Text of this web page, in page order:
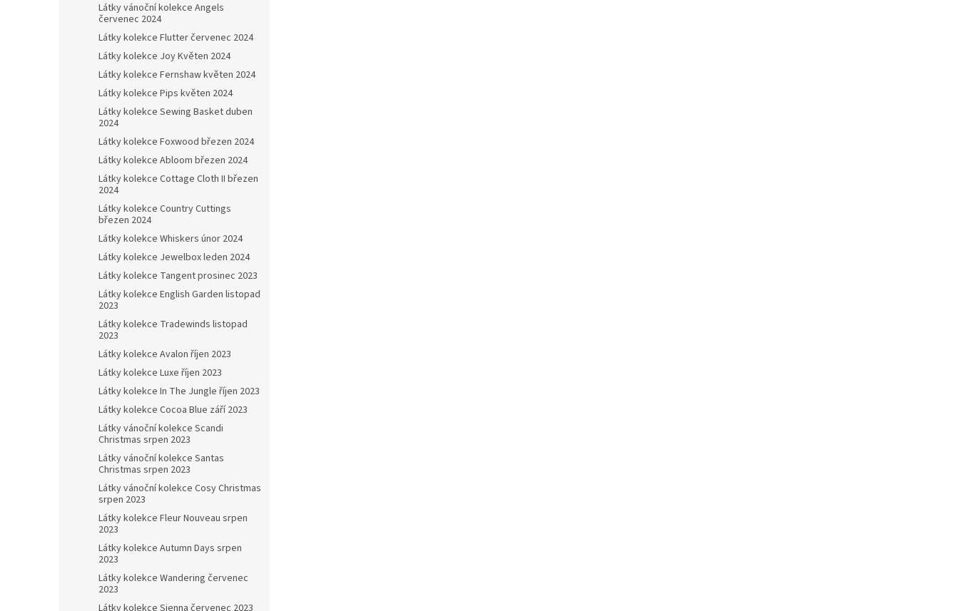
Látky vánoční kolekce Angels
červenec 2024
Látky kolekce Flutter červenec 2024
Látky kolekce Joy Květen 2024
Látky kolekce Fernshaw květen 2024
Látky kolekce Pips květen 2024
Látky kolekce Sewing Basket duben
2024
Látky kolekce Foxwood březen 2024
Látky kolekce Abloom březen 2024
Látky kolekce Cottage Cloth II březen
2024
Látky kolekce Country Cuttings
březen 2024
Látky kolekce Whiskers únor 2024
Látky kolekce Jewelbox leden 2024
Látky kolekce Tangent prosinec 2023
Látky kolekce English Garden listopad
2023
Látky kolekce Tradewinds listopad
2023
Látky kolekce Avalon říjen 2023
Látky kolekce Luxe říjen 2023
Látky kolekce In The Jungle říjen 2023
Látky kolekce Cocoa Blue září 2023
Látky vánoční kolekce Scandi
Christmas srpen 2023
Látky vánoční kolekce Santas
Christmas srpen 2023
Látky vánoční kolekce Cosy Christmas
srpen 2023
Látky kolekce Fleur Nouveau srpen
2023
Látky kolekce Autumn Days srpen
2023
Látky kolekce Wandering červenec
2023
Látky kolekce Sienna červenec 2023